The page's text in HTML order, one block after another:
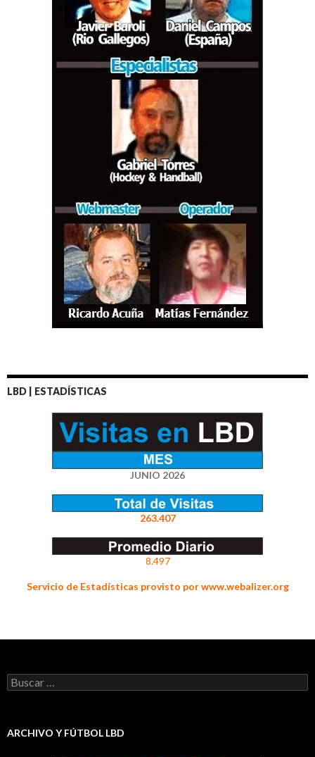
LBD | ESTADÍSTICAS
JUNIO 2026
263.407
8.497
Servicio de Estadísticas provisto por www.webalizer.org
Buscar:
ARCHIVO Y FÚTBOL LBD